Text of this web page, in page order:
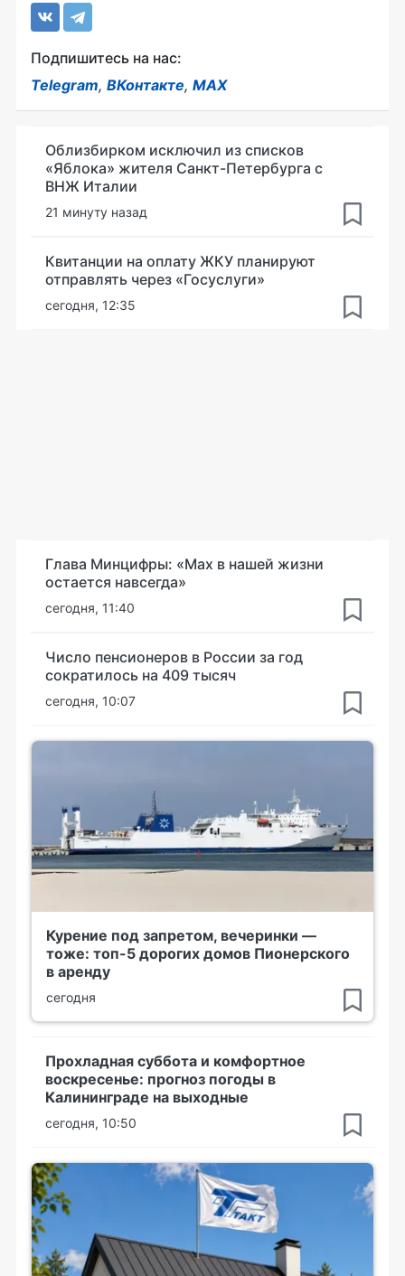
Подпишитесь на нас:
Telegram, ВКонтакте, MAX
Облизбирком исключил из списков
«Яблока» жителя Санкт-Петербурга с
ВНЖ Италии
21 минуту назад
Квитанции на оплату ЖКУ планируют
отправлять через «Госуслуги»
сегодня, 12:35
Глава Минцифры: «Мах в нашей жизни
остается навсегда»
сегодня, 11:40
Число пенсионеров в России за год
сократилось на 409 тысяч
сегодня, 10:07
Курение под запретом, вечеринки —
тоже: топ-5 дорогих домов Пионерского
в аренду
сегодня
Прохладная суббота и комфортное
воскресенье: прогноз погоды в
Калининграде на выходные
сегодня, 10:50